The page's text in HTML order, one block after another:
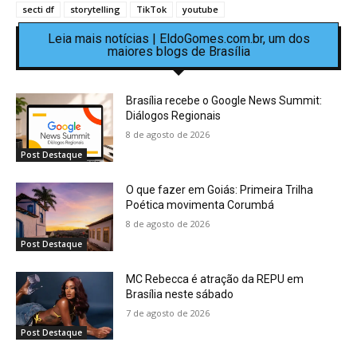
secti df
storytelling TikTok youtube
Leia mais notícias | EldoGomes.com.br, um dos
maiores blogs de Brasília
Post Destaque
Brasília recebe o Google News Summit:
Diálogos Regionais
8 de agosto de 2026
Post Destaque
O que fazer em Goiás: Primeira Trilha
Poética movimenta Corumbá
8 de agosto de 2026
Post Destaque
MC Rebecca é atração da REPU em
Brasília neste sábado
7 de agosto de 2026